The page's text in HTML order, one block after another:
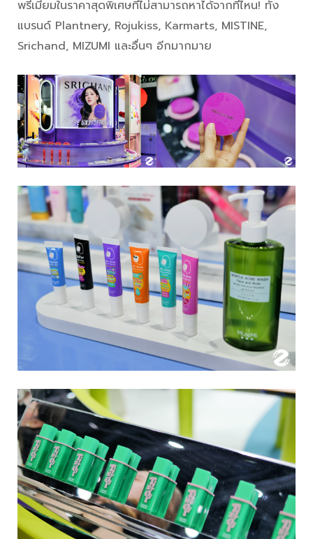
พรีเมียมในราคาสุดพิเศษที่ไม่สามารถหาได้จากที่ไหน! ทั้ง
แบรนด์ Plantnery, Rojukiss, Karmarts, MISTINE,
Srichand, MIZUMI และอื่นๆ อีกมากมาย